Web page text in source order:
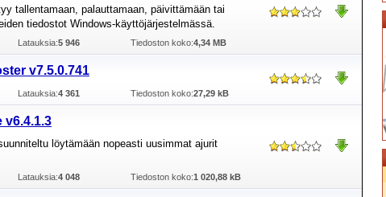
tallentamaan, palauttamaan, päivittämään tai
tiedostot Windows-käyttöjärjestelmässä.
Latauksia:5 946 Tiedoston koko:4,34 MB
v7.5.0.741
Latauksia:4 361 Tiedoston koko:27,29 kB
v6.4.1.3
löytämään nopeasti uusimmat ajurit
Latauksia:4 048 Tiedoston koko:1 020,88 kB